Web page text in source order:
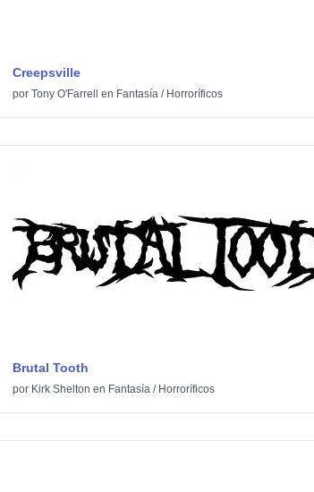
Creepsville
por Tony O'Farrell en Fantasía/ Horroríficos
Brutal Tooth
por Kirk Shelton en Fantasía/ Horroríficos